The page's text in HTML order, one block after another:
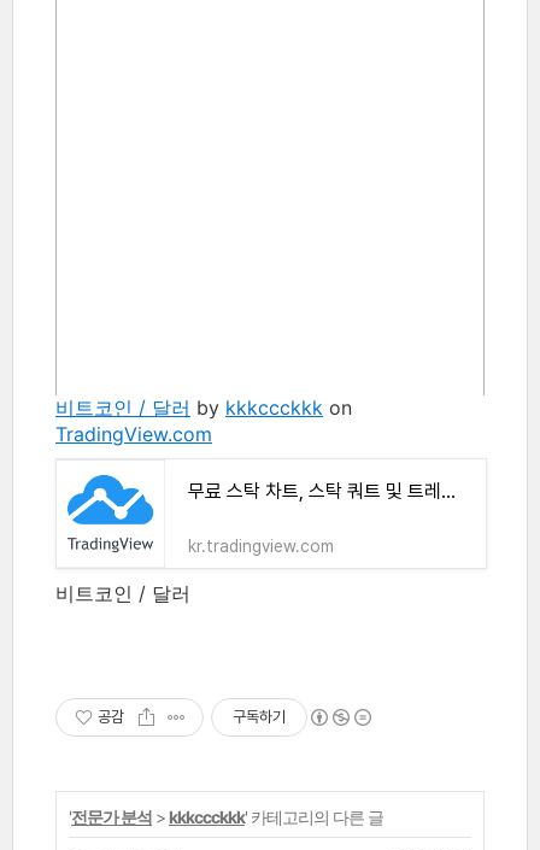
비트코인 / 달러 by kkkccckkk on
TradingView.com
무료 스탁 차트, 스탁 쿼트 및 트레이드 아이디어
kr.tradingview.com
비트코인 / 달러
공감 구독하기
'전문가 분석 > kkkccckkk' 카테고리의 다른 글